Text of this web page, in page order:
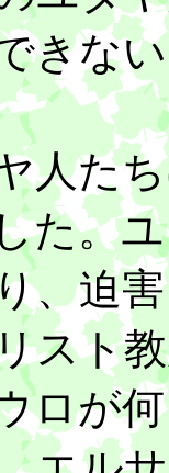
きな
たち
た。
、迫
スト
ロが